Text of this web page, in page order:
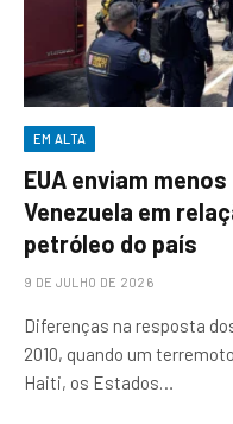
EM ALTA
EUA enviam
Venezuela em
petróleo do país
9 DE JULHO DE 2026
Diferenças na resposta
2010, quando um
Haiti, os Estados…